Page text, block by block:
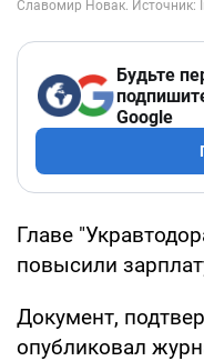
Будьте
Google
Главе
повысили
Документ,
опубликовал